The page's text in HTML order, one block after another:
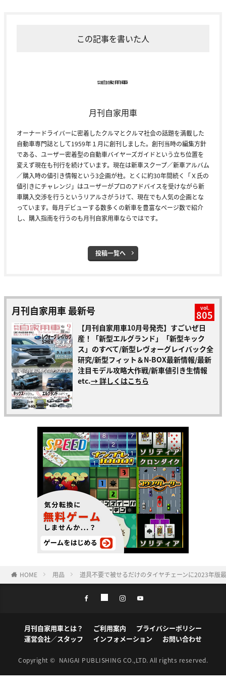
この記事を書いた人
月刊自家用車
オーナードライバーに密着したクルマとクルマ社会の話題を満載した
自動車専門誌として1959年１月に創刊しました。創刊当時の編集方針
である、ユーザー密着型の自動車バイヤーズガイドという立ち位置を
変えず現在も刊行を続けています。現在は新車スクープ／新車アルバム
／購入時の値引き情報という3企画が柱。とくに約30年間続く「Ｘ氏の
値引きにチャレンジ」はユーザーがプロのアドバイスを受けながら新
車購入交渉を行うというリアルさがうけて、現在でも人気の企画とな
っています。毎月デビューする数多くの新車を豊富なページ数で紹介
し、購入指南を行うのも月刊自家用車ならではです。
投稿一覧へ
月刊自家用車 最新号 vol.
805
【月刊自家用車10月号発売】すごいぜ日
産！「新型エルグランド」「新型キック
ス」のすべて/新型レヴォーグレイバック全
研究/新型フィット＆N-BOX最新情報/最新
注目モデル攻略大作戦/新車値引き生情報
etc.→ 詳しくはこちら
HOME 用品 道具不要で被せるだけのタイヤチェーンに2023年版
月刊自家用車とは？ ご利用案内
プライバシーポリシー
運営会社／スタッフ
インフォメーション お問い合わせ
Copyright © NAIGAI PUBLISHING CO.,LTD. All rights reserved.